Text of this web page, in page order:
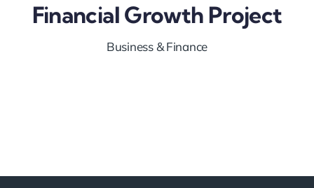
Financial Growth Project
Business & Finance